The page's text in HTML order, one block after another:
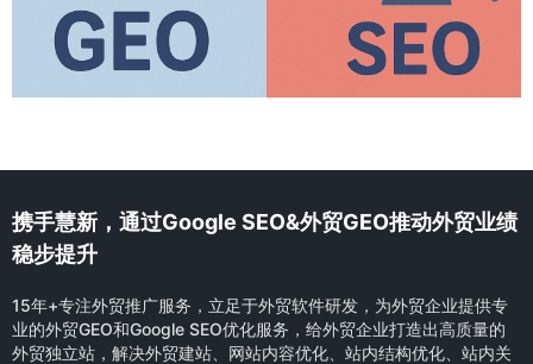
携手慧新，通过Google SEO&外贸GEO推动外贸业绩
稳步提升
15年+专注外贸推广服务，立足于外贸软件研发，为外贸企业提供专
业的外贸GEO和Google SEO优化服务，给外贸企业打造出高质量的
外贸独立站，解决外贸建站、网站内容优化、站内结构优化、站内关